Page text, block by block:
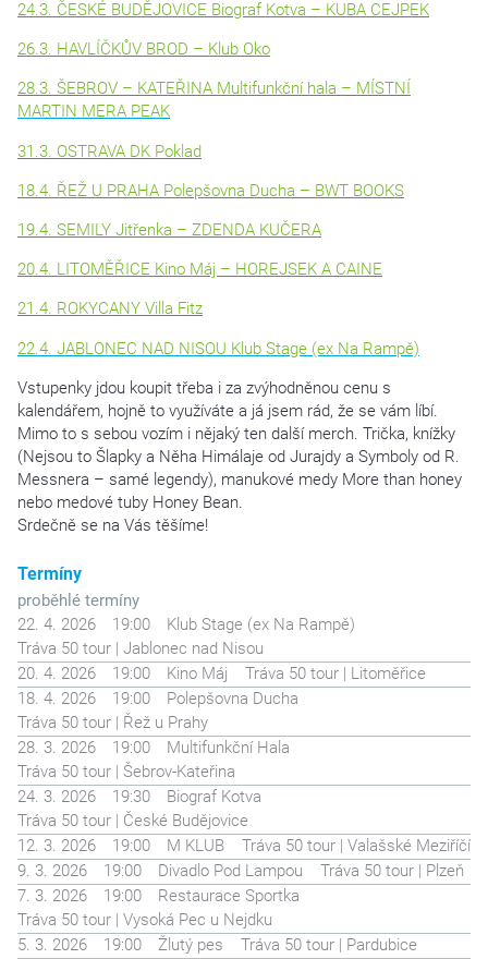
24.3. ČESKÉ BUDĚJOVICE Biograf Kotva – KUBA CEJPEK
26.3. HAVLÍČKŮV BROD – Klub Oko
28.3. ŠEBROV – KATEŘINA Multifunkční hala – MÍSTNÍ
MARTIN MERA PEAK
31.3. OSTRAVA DK Poklad
18.4. ŘEŽ U PRAHA Polepšovna Ducha – BWT BOOKS
19.4. SEMILY Jitřenka – ZDENDA KUČERA
20.4. LITOMĚŘICE Kino Máj – HOREJSEK A CAINE
21.4. ROKYCANY Villa Fitz
22.4. JABLONEC NAD NISOU Klub Stage (ex Na Rampě)
Vstupenky jdou koupit třeba i za zvýhodněnou cenu s
kalendářem, hojně to využíváte a já jsem rád, že se vám líbí.
Mimo to s sebou vozím i nějaký ten další merch. Trička, knížky
(Nejsou to Šlapky a Něha Himálaje od Jurajdy a Symboly od R.
Messnera – samé legendy), manukové medy More than honey
nebo medové tuby Honey Bean.
Srdečně se na Vás těšíme!
Termíny
proběhlé termíny
22. 4. 2026
19:00
Klub Stage (ex Na Rampě)
Tráva 50 tour | Jablonec nad Nisou
20. 4. 2026
19:00 Kino Máj
Tráva 50 tour | Litoměřice
18. 4. 2026
19:00
Polepšovna Ducha
Tráva 50 tour | Řež u Prahy
28. 3. 2026
19:00
Multifunkční Hala
Tráva 50 tour | Šebrov-Kateřina
24. 3. 2026
19:30
Biograf Kotva
Tráva 50 tour | České Budějovice
12. 3. 2026
19:00 M KLUB
Tráva 50 tour | Valašské Meziříčí
9. 3. 2026
19:00 Divadlo Pod Lampou
Tráva 50 tour | Plzeň
7. 3. 2026
19:00
Restaurace Sportka
Tráva 50 tour | Vysoká Pec u Nejdku
5. 3. 2026
19:00 Žlutý pes
Tráva 50 tour | Pardubice